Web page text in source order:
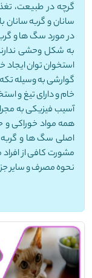
گرچه در طبیعت،
سانان و گربه
در مورد سگ ها و
به شکل وحشی
استخوان توان
گوارشی به وسیله
خام و دارای تیغ و
آسیب فیزیکی به
همه مواد خوراکی و
اصلی سگ ها و گربه
مشورت کافی از
نحوه مصرف و سایر